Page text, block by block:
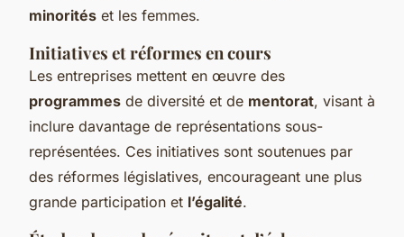
minorités et les femmes.
Initiatives et réformes en cours
Les entreprises mettent en œuvre des
programmes de diversité et de mentorat, visant à
inclure davantage de représentations sous-
représentées. Ces initiatives sont soutenues par
des réformes législatives, encourageant une plus
grande participation et l’égalité.